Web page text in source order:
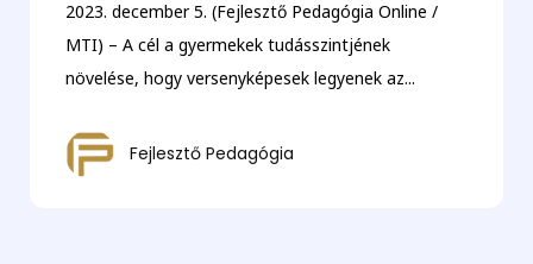
2023. december 5. (Fejlesztő Pedagógia Online /
MTI) – A cél a gyermekek tudásszintjének
növelése, hogy versenyképesek legyenek az...
Fejlesztő Pedagógia